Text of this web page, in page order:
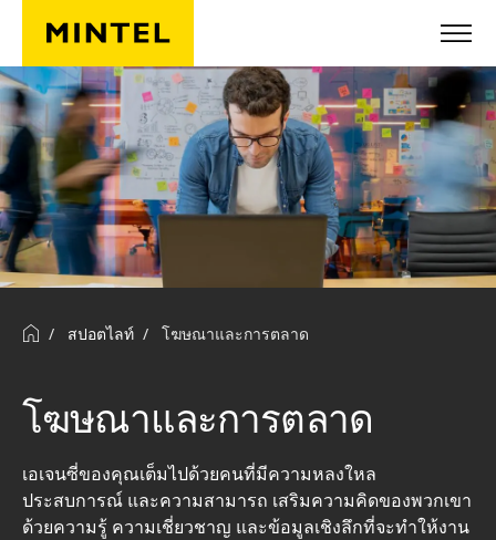
ข้ามไปยังเนื้อหาหลัก
สปอตไลท์ โฆษณาและการตลาด
โฆษณาและการตลาด
เอเจนซี่ของคุณเต็มไปด้วยคนที่มีความหลงใหล
ประสบการณ์ และความสามารถ เสริมความคิดของพวกเขา
ด้วยความรู้ ความเชี่ยวชาญ และข้อมูลเชิงลึกที่จะทำให้งาน